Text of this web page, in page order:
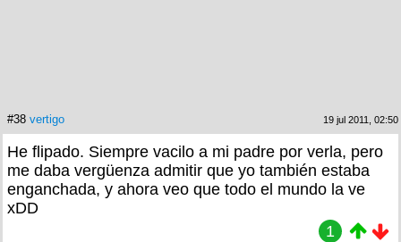
#38 vertigo 19 jul 2011, 02:50
He flipado. Siempre vacilo a mi padre por verla, pero
me daba vergüenza admitir que yo también estaba
enganchada, y ahora veo que todo el mundo la ve
xDD
1